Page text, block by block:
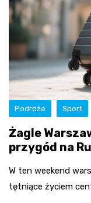
Podróże Sport
Żagle
przygód na
W ten weekend
tętniące życiem